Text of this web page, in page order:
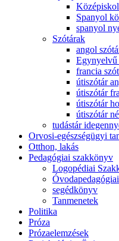
Spanyol
spanyol
Szótárak
angol
Egynyelvű
francia
útiszótár
útiszótár
útiszótár
útiszótár
tudástár
Orvosi-egészségügyi
Otthon, lakás
Pedagógiai szakkönyv
Logopédiai
segédkönyv
Tanmenetek
Politika
Próza
Prózaelemzések